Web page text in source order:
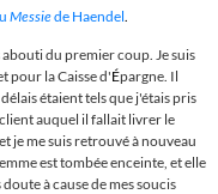
Messiede Haendel
du premier coup. Je suis
pour la Caisse d'Épargne. Il
étaient tels que j'étais pris
auquel il fallait livrer le
je me suis retrouvé à nouveau
est tombée enceinte, et elle
à cause de mes soucis